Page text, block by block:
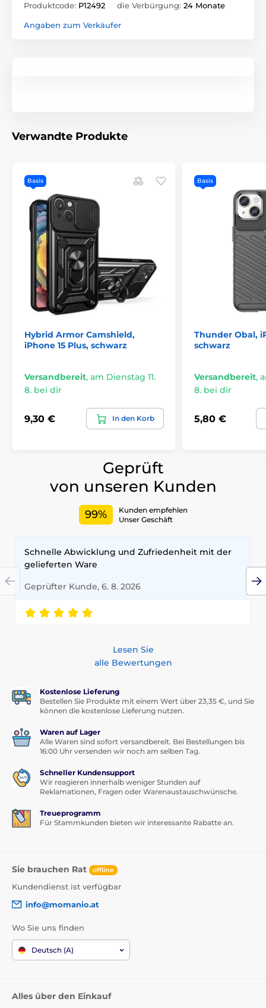
Produktcode: P12492 die Verbürgung: 24 Monate
Angaben zum Verkäufer
Verwandte Produkte
Basis
Hybrid Armor Camshield,
iPhone 15 Plus, schwarz
Versandbereit, am Dienstag 11.
8. bei dir
9,30 € In den Korb
Basis
Thunder Obal,
schwarz
Versandbereit,
8. bei dir
5,80 €
Geprüft
von unseren Kunden
99%
Kunden empfehlen
Unser Geschäft
Schnelle Abwicklung und Zufriedenheit mit der
gelieferten Ware
Geprüfter Kunde, 6. 8. 2026
Lesen Sie
alle Bewertungen
Kostenlose Lieferung
Bestellen Sie Produkte mit einem Wert über 23,35 €, und Sie
können die kostenlose Lieferung nutzen.
Waren auf Lager
Alle Waren sind sofort versandbereit. Bei Bestellungen bis
16:00 Uhr versenden wir noch am selben Tag.
Schneller Kundensupport
Wir reagieren innerhalb weniger Stunden auf
Reklamationen, Fragen oder Warenaustauschwünsche.
Treueprogramm
Für Stammkunden bieten wir interessante Rabatte an.
Sie brauchen Rat offline
Kundendienst ist verfügbar
info@momanio.at
Wo Sie uns finden
Deutsch (A)
Alles über den Einkauf